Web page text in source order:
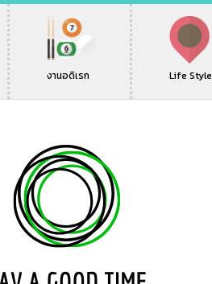
งานอดิเรก Life Style